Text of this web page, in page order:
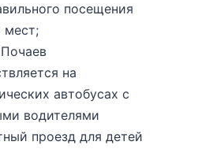
посещения
мест;
на
автобусах с
водителями
проезд для детей